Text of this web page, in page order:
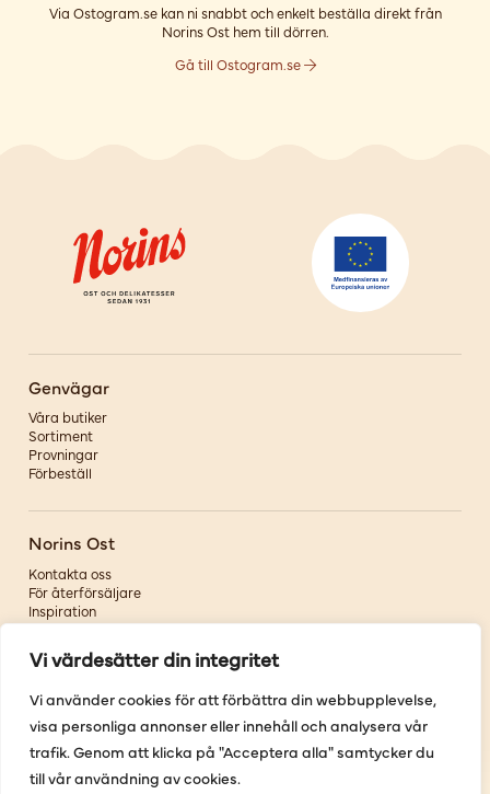
Vi värdesätter din integritet
Vi använder cookies för att förbättra din webbupplevelse,
visa personliga annonser eller innehåll och analysera vår
trafik. Genom att klicka på "Acceptera alla" samtycker du
till vår användning av cookies.
Via Ostogram.se kan ni snabbt och enkelt beställa direkt från
Norins Ost hem till dörren.
Gå till Ostogram.se
Genvägar
Våra butiker
Sortiment
Provningar
Förbeställ
Norins Ost
Kontakta oss
För återförsäljare
Inspiration
Om oss
Följ oss
Facebook
Instagram
Youtube